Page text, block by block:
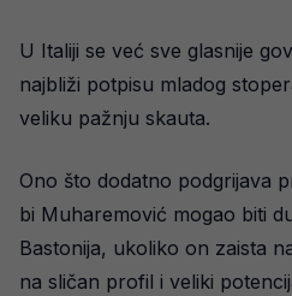
U Italiji se već sve glasnije
najbliži potpisu mladog
veliku pažnju skauta.
Ono što dodatno podgrijava
bi Muharemović mogao biti
Bastonija, ukoliko on zaista
na sličan profil i veliki